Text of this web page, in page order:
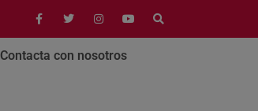
Contacta con nosotros